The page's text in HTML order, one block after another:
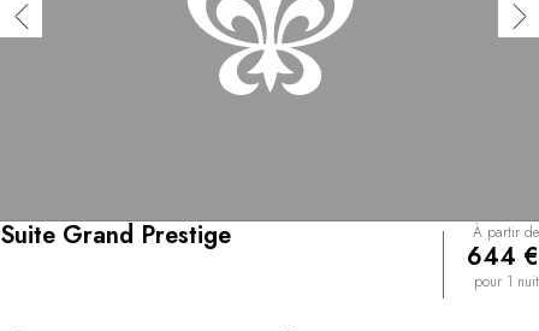
Suite Grand Prestige À partir de
644 €
pour 1 nuit